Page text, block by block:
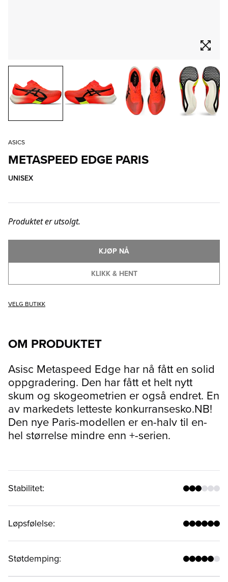
ASICS
METASPEED EDGE PARIS
UNISEX
Produktet er utsolgt.
KLIKK & HENT
KJØP NÅ
VELG BUTIKK
OM PRODUKTET
Asisc Metaspeed Edge har nå fått en solid
oppgradering. Den har fått et helt nytt
skum og skogeometrien er også endret. En
av markedets letteste konkurransesko.NB!
Den nye Paris-modellen er en-halv til en-
hel størrelse mindre enn +-serien.
Stabilitet:
Løpsfølelse:
Støtdemping: